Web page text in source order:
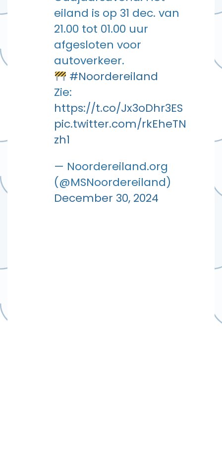
eiland is op 31 dec. van
21.00 tot 01.00 uur
afgesloten voor
autoverkeer.
#Noordereiland
Zie:
https://t.co/Jx3oDhr3ES
pic.twitter.com/rkEheTN
zh1
— Noordereiland.org
(@MSNoordereiland)
December 30, 2024